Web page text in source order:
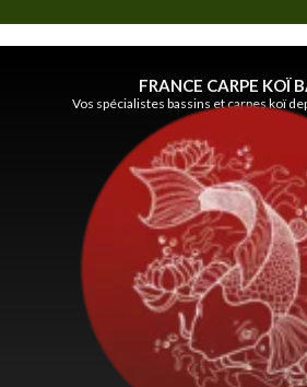
FRANCE CARPE KOÏ
Vos spécialistes bassins et carpes koï